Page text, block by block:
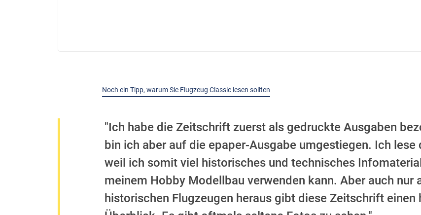
Noch ein Tipp, warum Sie Flugzeug Classic lesen sollten
"Ich habe die Zeitschrift zuerst als gedruckte Ausgaben
bin ich aber auf die epaper-Ausgabe umgestiegen. Ich
weil ich somit viel historisches und technisches
meinem Hobby Modellbau verwenden kann. Aber auch nur
historischen Flugzeugen heraus gibt diese Zeitschrift einen